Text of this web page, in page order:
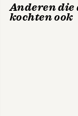
Anderen die
kochten ook